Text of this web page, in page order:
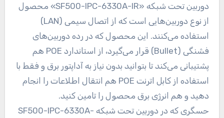
دوربین تحت شبکه «SF500-IPC-6330A-IR» محصول
از نوع دوربین‌هایی است که از اتصال سیمی (LAN)
استفاده می‌کنند. این محصول که در رده دوربین‌های
فشنگی (Bullet) قرار می‌گیرد، از استاندارد POE هم
پشتیبانی می‌کند تا بتوانید بدون نیاز به آداپتور برق و فقط با
استفاده از کابل اترنت POE هم انتقال اطلاعات را انجام
دهید و هم انرژی برق محصول را تامین کنید.
حسگری که در دوربین تحت شبکه SF500-IPC-6330A-